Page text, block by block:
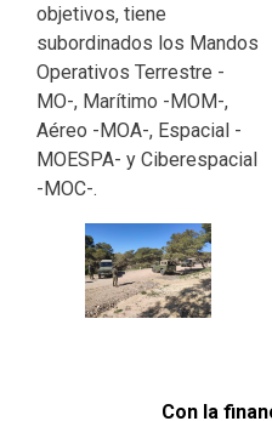
objetivos, tiene
subordinados los Mandos
Operativos Terrestre -
MO-, Marítimo -MOM-,
Aéreo -MOA-, Espacial -
MOESPA- y Ciberespacial
-MOC-.
Con la